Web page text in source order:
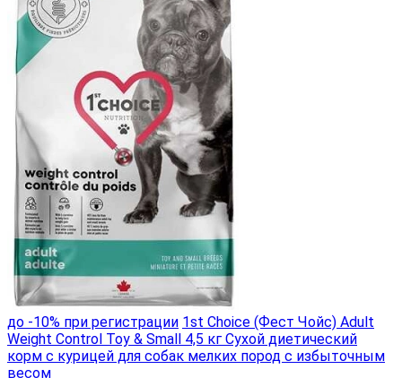
до -10% при регистрации 1st Choice (Фест Чойс) Adult
Weight Control Toy & Small 4,5 кг Сухой диетический
корм с курицей для собак мелких пород с избыточным
весом